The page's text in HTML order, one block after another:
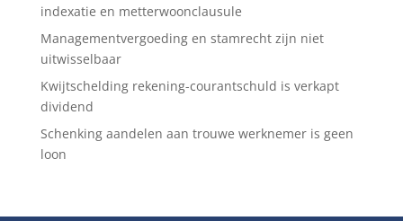
indexatie en metterwoonclausule
Managementvergoeding en stamrecht zijn niet
uitwisselbaar
Kwijtschelding rekening-courantschuld is verkapt
dividend
Schenking aandelen aan trouwe werknemer is geen
loon